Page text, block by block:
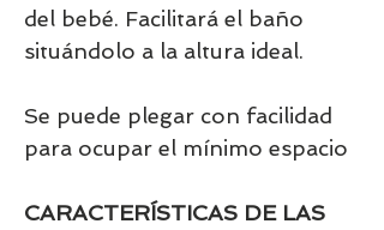
del bebé. Facilitará el baño
situándolo a la altura ideal.
Se puede plegar con facilidad
para ocupar el mínimo espacio
CARACTERÍSTICAS DE LAS